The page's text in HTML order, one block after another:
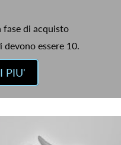
fase di acquisto
essere 10.
PIU'